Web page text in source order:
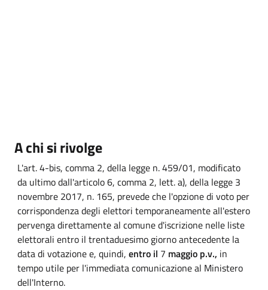
A chi si rivolge
L'art. 4-bis, comma 2, della legge n. 459/01, modificato
da ultimo dall'articolo 6, comma 2, lett. a), della legge 3
novembre 2017, n. 165, prevede che l'opzione di voto per
corrispondenzadegli elettori temporaneamenteall'estero
pervenga direttamente al comuned'iscrizione nelle liste
elettorali entro il trentaduesimo giorno antecedente la
data di votazione e, quindi, entro il 7 maggio p.v., in
tempo utile per l'immediata comunicazione al Ministero
dell'Interno.